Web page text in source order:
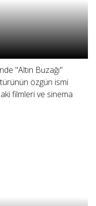
"Altın Buzağı"
özgün ismi
filmleri ve sinema